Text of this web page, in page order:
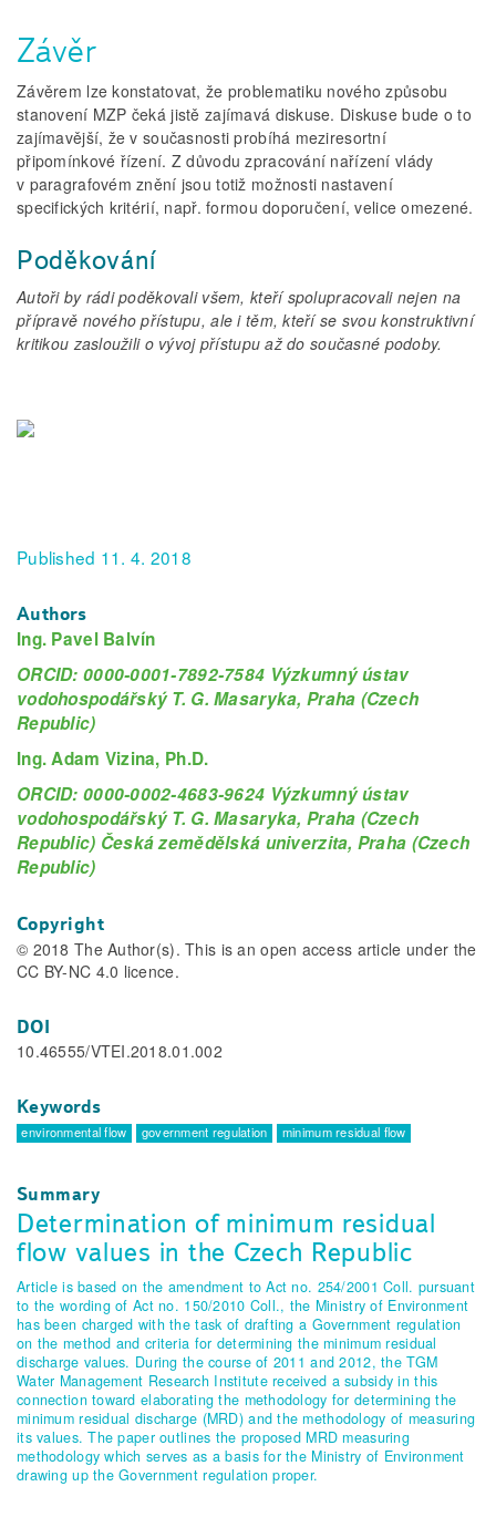
Závěr
Závěrem lze konstatovat, že problematiku nového způsobu
stanovení MZP čeká jistě zajímavá diskuse. Diskuse bude o to
zajímavější, že v současnosti probíhá meziresortní
připomínkové řízení. Z důvodu zpracování nařízení vlády
v paragrafovém znění jsou totiž možnosti nastavení
specifických kritérií, např. formou doporučení, velice omezené.
Poděkování
Autoři by rádi poděkovali všem, kteří spolupracovali nejen na
přípravě nového přístupu, ale i těm, kteří se svou konstruktivní
kritikou zasloužili o vývoj přístupu až do současné podoby.
Published 11. 4. 2018
Authors
Ing. Pavel Balvín
ORCID: 0000-0001-7892-7584 Výzkumný ústav
vodohospodářský T. G. Masaryka, Praha (Czech
Republic)
Ing. Adam Vizina, Ph.D.
ORCID: 0000-0002-4683-9624 Výzkumný ústav
vodohospodářský T. G. Masaryka, Praha (Czech
Republic) Česká zemědělská univerzita, Praha (Czech
Republic)
Copyright
© 2018 The Author(s). This is an open access article under the
CC BY-NC 4.0 licence.
DOI
10.46555/VTEI.2018.01.002
Keywords
environmental flow government regulation minimum residual flow
Summary
Determination of minimum residual
flow values in the Czech Republic
Article is based on the amendment to Act no. 254/2001 Coll. pursuant
to the wording of Act no. 150/2010 Coll., the Ministry of Environment
has been charged with the task of drafting a Government regulation
on the method and criteria for determining the minimum residual
discharge values. During the course of 2011 and 2012, the TGM
Water Management Research Institute received a subsidy in this
connection toward elaborating the methodology for determining the
minimum residual discharge (MRD) and the methodology of measuring
its values. The paper outlines the proposed MRD measuring
methodology which serves as a basis for the Ministry of Environment
drawing up the Government regulation proper.